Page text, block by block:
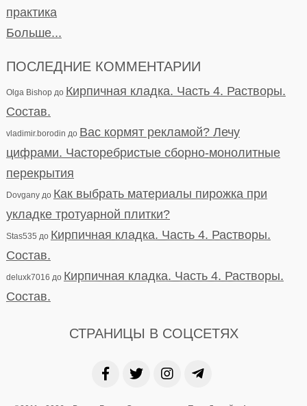
практика
Больше...
ПОСЛЕДНИЕ КОММЕНТАРИИ
Olga Bishopдо Кирпичная кладка. Часть 4. Растворы.
Состав.
vladimir.borodin до Вас кормят рекламой? Лечу
цифрами. Часторебристые сборно-монолитные
перекрытия
Dovganyдо Как выбрать материалы пирожка при
укладке тротуарной плитки?
Stas535 до Кирпичная кладка. Часть 4. Растворы.
Состав.
deluxk7016 до Кирпичная кладка. Часть 4. Растворы.
Состав.
СТРАНИЦЫ В СОЦСЕТЯХ